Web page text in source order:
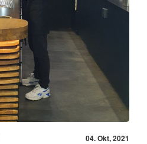
04. Okt, 2021